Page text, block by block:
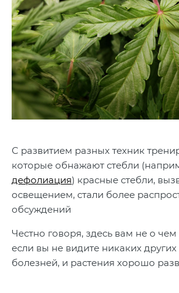
С развитием разных техник
которые обнажают стебли
дефолиация) красные стебли,
освещением, стали более
обсуждений
Честно говоря, здесь вам не о чем
если вы не видите никаких
болезней, и растения хорошо